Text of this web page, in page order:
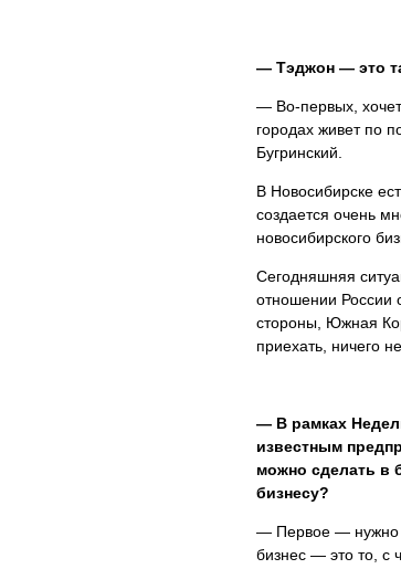
— Тэджон — это
— Во-первых,
городах живет по
Бугринский.
В Новосибирске
создается очень
новосибирского
Сегодняшняя
отношении России
стороны, Южная
приехать, ничего
— В рамках
известным
можно сделать в
бизнесу?
— Первое — нужно
бизнес — это то, с